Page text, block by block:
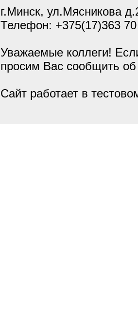
г.Минск, ул.Мясникова
Телефон: +375(17)363
Уважаемые коллеги!
просим Вас сообщить
Сайт работает в